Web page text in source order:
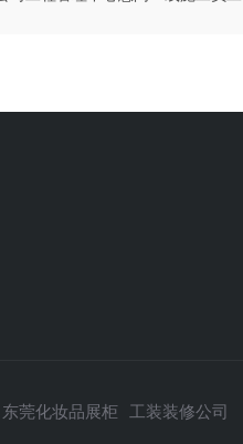
东莞化妆品展柜 工装装修公司